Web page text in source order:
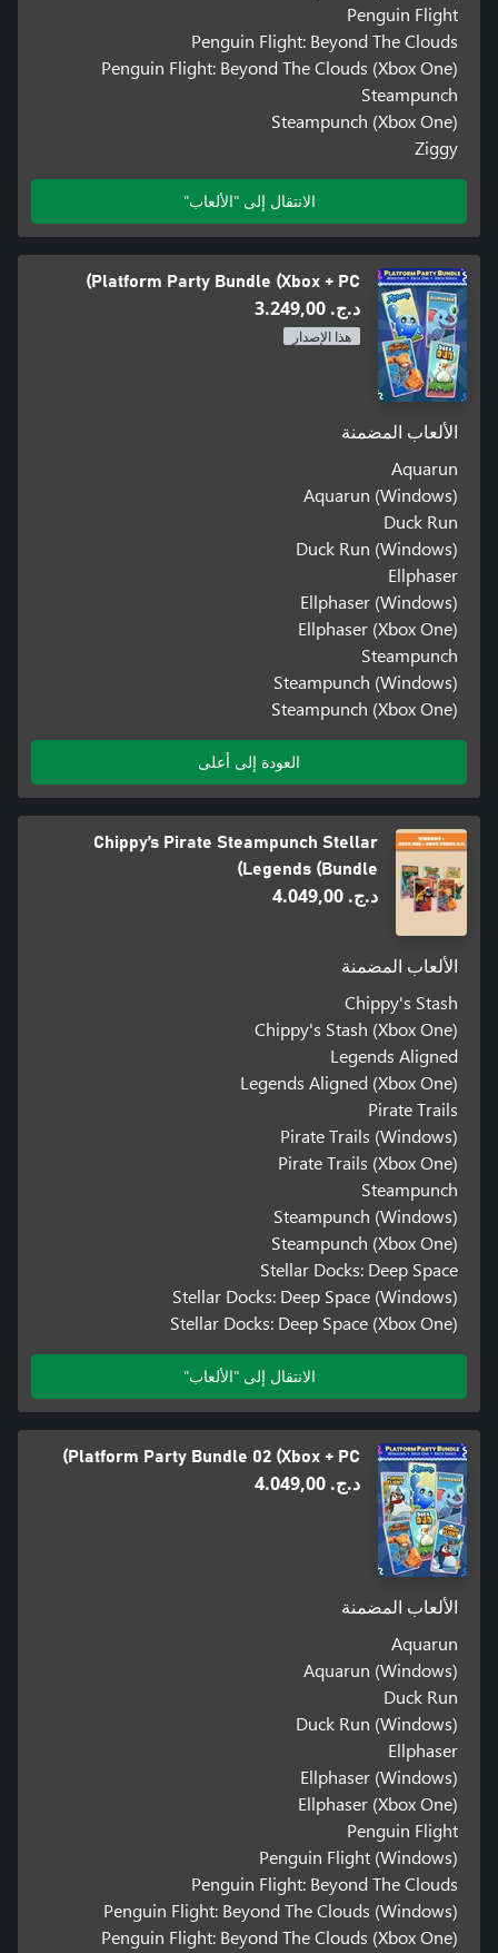
Penguin Flight
Penguin Flight: Beyond The Clouds
Penguin Flight: Beyond The Clouds (Xbox One)
Steampunch
Steampunch (Xbox One)
Ziggy
الانتقال إلى "الألعاب"
Platform Party Bundle (Xbox + PC)
د.ج.‏ 3.249,00
هذا الإصدار
الألعاب المضمنة
Aquarun
Aquarun (Windows)
Duck Run
Duck Run (Windows)
Ellphaser
Ellphaser (Windows)
Ellphaser (Xbox One)
Steampunch
Steampunch (Windows)
Steampunch (Xbox One)
العودة إلى أعلى
Chippy’s Pirate Steampunch Stellar
Legends (Bundle)
د.ج.‏ 4.049,00
الألعاب المضمنة
Chippy's Stash
Chippy's Stash (Xbox One)
Legends Aligned
Legends Aligned (Xbox One)
Pirate Trails
Pirate Trails (Windows)
Pirate Trails (Xbox One)
Steampunch
Steampunch (Windows)
Steampunch (Xbox One)
Stellar Docks: Deep Space
Stellar Docks: Deep Space (Windows)
Stellar Docks: Deep Space (Xbox One)
الانتقال إلى "الألعاب"
Platform Party Bundle 02 (Xbox + PC)
د.ج.‏ 4.049,00
الألعاب المضمنة
Aquarun
Aquarun (Windows)
Duck Run
Duck Run (Windows)
Ellphaser
Ellphaser (Windows)
Ellphaser (Xbox One)
Penguin Flight
Penguin Flight (Windows)
Penguin Flight: Beyond The Clouds
Penguin Flight: Beyond The Clouds (Windows)
Penguin Flight: Beyond The Clouds (Xbox One)